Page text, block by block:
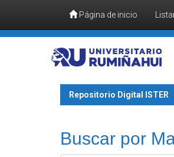
Skip navigation
Página de inicio
Repositorio Digital ISTER
Buscar por